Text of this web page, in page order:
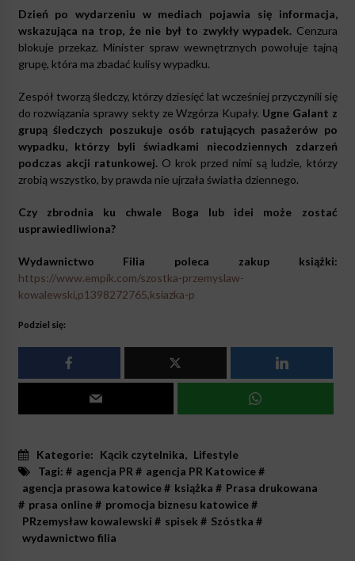
Dzień po wydarzeniu w mediach pojawia się informacja,
wskazująca na trop, że nie był to zwykły wypadek. Cenzura
blokuje przekaz. Minister spraw wewnętrznych powołuje tajną
grupę, która ma zbadać kulisy wypadku.
Zespół tworzą śledczy, którzy dziesięć lat wcześniej przyczynili się
do rozwiązania sprawy sekty ze Wzgórza Kupały. Ugne Galant z
grupą śledczych poszukuje osób ratujących pasażerów po
wypadku, którzy byli świadkami niecodziennych zdarzeń
podczas akcji ratunkowej.O krok przed nimi są ludzie, którzy
zrobią wszystko, by prawda nie ujrzała światła dziennego.
Czy zbrodnia ku chwale Boga lub idei może zostać
usprawiedliwiona?
Wydawnictwo Filia poleca zakup książki:
https://www.empik.com/szostka-przemyslaw-
kowalewski,p1398272765,ksiazka-p
Podziel się:
Kategorie: Kącik czytelnika, Lifestyle
Tagi: # agencja PR # agencja PR Katowice#
agencja prasowa katowice# książka # Prasa drukowana
# prasa online# promocja biznesu katowice#
PRzemysław kowalewski # spisek # Szóstka #
wydawnictwo filia